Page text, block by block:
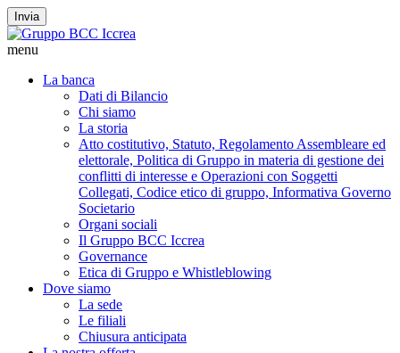
Invia
menu
La banca
Dati di Bilancio
Chi siamo
La storia
Atto costitutivo, Statuto, Regolamento Assembleare ed
elettorale, Politica di Gruppo in materia di gestione dei
conflitti di interesse e Operazioni con Soggetti
Collegati, Codice etico di gruppo, Informativa Governo
Societario
Organi sociali
Il Gruppo BCC Iccrea
Governance
Etica di Gruppo e Whistleblowing
Dove siamo
La sede
Le filiali
Chiusura anticipata